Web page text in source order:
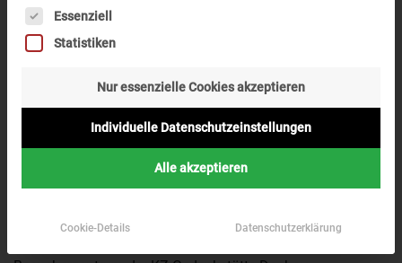
mehrsprachiges Angebot an Büchern zum
Nationalsozialismus, zum System der Konzentrationslager
des KZ Dachau und der Verfolgten des NS-Regimes.
Darüber hinaus findet sich aber auch eine Auswahl zur
jüdischen Kultur und Literatur.
Die Literaturhandlung ist von Montag bis Sonntag von
17 Uhrgeöffnet.
Bookshop
Es folgt eine Liste der Service-Gruppen, für die eine
Essenziell
Statistiken
Nur essenzielle Cookies akzeptieren
Individuelle Datenschutzeinstellungen
Alle akzeptieren
Cookie-Details Datenschutzerklärung